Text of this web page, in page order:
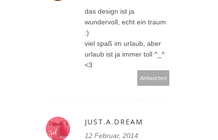
das design ist ja
wundervoll, echt ein traum
:)
viel spaß im urlaub, aber
urlaub ist ja immer toll ^_^
<3
Antworten
JUST.A.DREAM
12 Februar, 2014